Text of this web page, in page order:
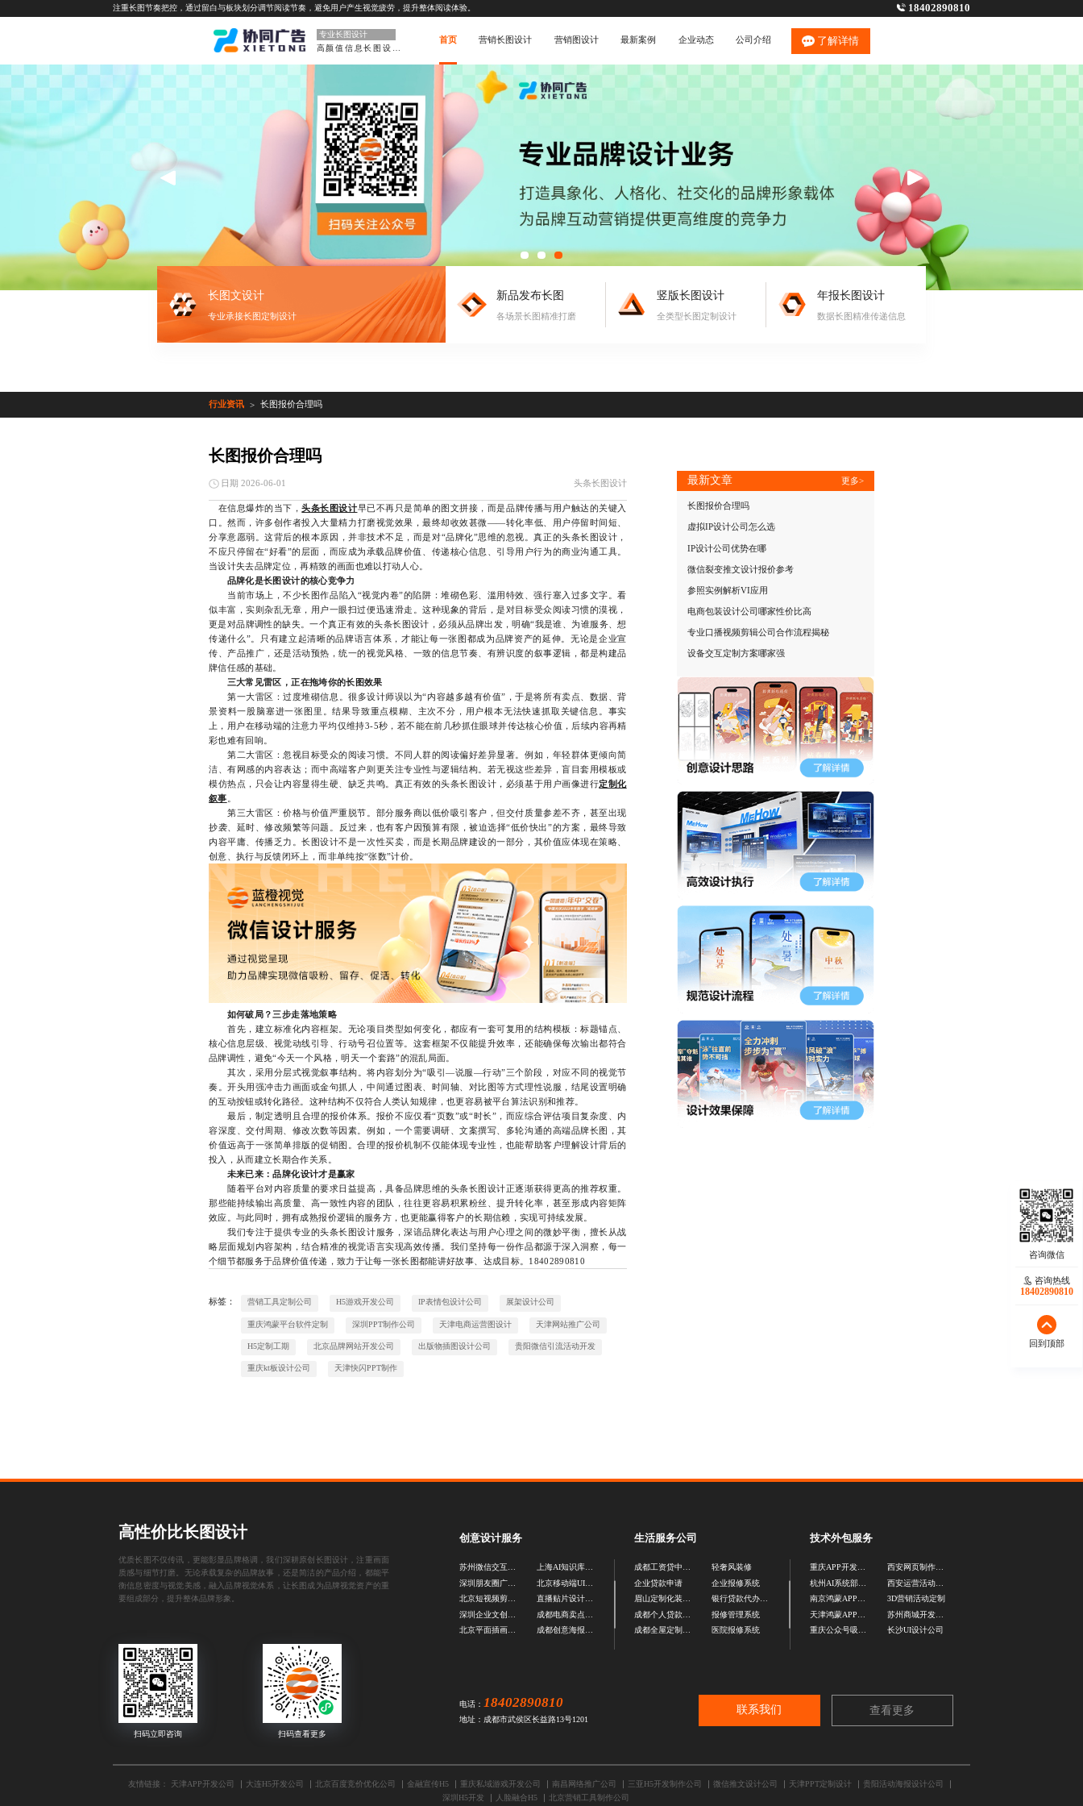
注重长图节奏把控，通过留白与板块划分调节阅读节奏，避免用户产生视觉疲劳，提升整体阅读体验。 18402890810
专业长图设计
首页 营销长图设计 营销图设计 最新案例 企业动态 公司介绍 了解详情
长图文设计
专业承接长图定制设计
新品发布长图
各场景长图精准打磨
竖版长图设计
全类型长图定制设计
年报长图设计
数据长图精准传递信息
行业资讯 > 长图报价合理吗
长图报价合理吗
日期 2026-06-01 头条长图设计
在信息爆炸的当下，头条长图设计早已不再只是简单的图文拼接，而是品牌传播与用户触达的关键入
口。然而，许多创作者投入大量精力打磨视觉效果，最终却收效甚微——转化率低、用户停留时间短、
分享意愿弱。这背后的根本原因，并非技术不足，而是对“品牌化”思维的忽视。真正的头条长图设计，
不应只停留在“好看”的层面，而应成为承载品牌价值、传递核心信息、引导用户行为的商业沟通工具。
当设计失去品牌定位，再精致的画面也难以打动人心。
品牌化是长图设计的核心竞争力
当前市场上，不少长图作品陷入“视觉内卷”的陷阱：堆砌色彩、滥用特效、强行塞入过多文字。看
似丰富，实则杂乱无章，用户一眼扫过便迅速滑走。这种现象的背后，是对目标受众阅读习惯的漠视，
更是对品牌调性的缺失。一个真正有效的头条长图设计，必须从品牌出发，明确“我是谁、为谁服务、想
传递什么”。只有建立起清晰的品牌语言体系，才能让每一张图都成为品牌资产的延伸。无论是企业宣
传、产品推广，还是活动预热，统一的视觉风格、一致的信息节奏、有辨识度的叙事逻辑，都是构建品
牌信任感的基础。
三大常见雷区，正在拖垮你的长图效果
第一大雷区：过度堆砌信息。很多设计师误以为“内容越多越有价值”，于是将所有卖点、数据、背
景资料一股脑塞进一张图里。结果导致重点模糊、主次不分，用户根本无法快速抓取关键信息。事实
上，用户在移动端的注意力平均仅维持3-5秒，若不能在前几秒抓住眼球并传达核心价值，后续内容再精
彩也难有回响。
第二大雷区：忽视目标受众的阅读习惯。不同人群的阅读偏好差异显著。例如，年轻群体更倾向简
洁、有网感的内容表达；而中高端客户则更关注专业性与逻辑结构。若无视这些差异，盲目套用模板或
模仿热点，只会让内容显得生硬、缺乏共鸣。真正有效的头条长图设计，必须基于用户画像进行定制化
叙事
第三大雷区：价格与价值严重脱节。部分服务商以低价吸引客户，但交付质量参差不齐，甚至出现
抄袭、延时、修改频繁等问题。反过来，也有客户因预算有限，被迫选择“低价快出”的方案，最终导致
内容平庸、传播乏力。长图设计不是一次性买卖，而是长期品牌建设的一部分，其价值应体现在策略、
创意、执行与反馈闭环上，而非单纯按“张数”计价。
如何破局？三步走落地策略
首先，建立标准化内容框架。无论项目类型如何变化，都应有一套可复用的结构模板：标题锚点、
核心信息层级、视觉动线引导、行动号召位置等。这套框架不仅能提升效率，还能确保每次输出都符合
品牌调性，避免“今天一个风格，明天一个套路”的混乱局面。
其次，采用分层式视觉叙事结构。将内容划分为“吸引—说服—行动”三个阶段，对应不同的视觉节
奏。开头用强冲击力画面或金句抓人，中间通过图表、时间轴、对比图等方式理性说服，结尾设置明确
的互动按钮或转化路径。这种结构不仅符合人类认知规律，也更容易被平台算法识别和推荐。
最后，制定透明且合理的报价体系。报价不应仅看“页数”或“时长”，而应综合评估项目复杂度、内
容深度、交付周期、修改次数等因素。例如，一个需要调研、文案撰写、多轮沟通的高端品牌长图，其
价值远高于一张简单排版的促销图。合理的报价机制不仅能体现专业性，也能帮助客户理解设计背后的
投入，从而建立长期合作关系。
未来已来：品牌化设计才是赢家
随着平台对内容质量的要求日益提高，具备品牌思维的头条长图设计正逐渐获得更高的推荐权重。
那些能持续输出高质量、高一致性内容的团队，往往更容易积累粉丝、提升转化率，甚至形成内容矩阵
效应。与此同时，拥有成熟报价逻辑的服务方，也更能赢得客户的长期信赖，实现可持续发展。
我们专注于提供专业的头条长图设计服务，深谙品牌化表达与用户心理之间的微妙平衡，擅长从战
略层面规划内容架构，结合精准的视觉语言实现高效传播。我们坚持每一份作品都源于深入洞察，每一
个细节都服务于品牌价值传递，致力于让每一张长图都能讲好故事、达成目标。18402890810
标签： 营销工具定制公司 H5游戏开发公司 IP表情包设计公司 展架设计公司
重庆鸿蒙平台软件定制 深圳PPT制作公司 天津电商运营图设计 天津网站推广公司
H5定制工期 北京品牌网站开发公司 出版物插图设计公司 贵阳微信引流活动开发
重庆kt板设计公司 天津快闪PPT制作
最新文章 更多>
长图报价合理吗
虚拟IP设计公司怎么选
IP设计公司优势在哪
微信裂变推文设计报价参考
参照实例解析VI应用
电商包装设计公司哪家性价比高
专业口播视频剪辑公司合作流程揭秘
设备交互定制方案哪家强
咨询热线
18402890810
回到顶部
高性价比长图设计
优质长图不仅传讯，更能彰显品牌格调，我们深耕原创长图设计，注重画面
质感与细节打磨。无论承载复杂的品牌故事，还是简洁的产品介绍，都能平
衡信息密度与视觉美感，融入品牌视觉体系，让长图成为品牌视觉资产的重
要组成部分，提升整体品牌形象。
创意设计服务
深圳朋友圈广告图设计
北京短视频剪辑处理
北京平面插画设计公司
直播贴片设计公司
成都创意海报设计公司
生活服务公司
企业贷款申请
眉山定制化装修公司
成都全屋定制公司
轻奢风装修
企业报修系统
银行贷款代办公司
报修管理系统
医院报修系统
技术外包服务
重庆APP开发公司
杭州AI系统部署公司
南京鸿蒙APP开发公司
重庆公众号吸粉活动开发
西安网页制作公司
西安运营活动开发公司
3D营销活动定制
苏州商城开发公司
长沙UI设计公司
电话： 18402890810
地址：成都市武侯区长益路13号1201
联系我们 查看更多
友情链接： 天津APP开发公司 大连H5开发公司 北京百度竞价优化公司 金融宣传H5 重庆私域游戏开发公司 南昌网络推广公司 三亚H5开发制作公司 微信推文设计公司 天津PPT定制设计
贵阳活动海报设计公司
深圳H5开发
人脸融合H5 北京营销工具制作公司